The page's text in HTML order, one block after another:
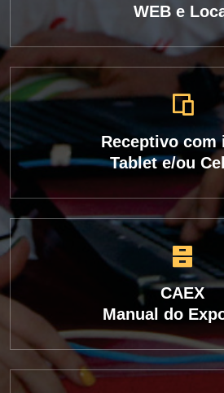
WEB e
Receptivo com
Tablet e/ou
CAEX
Manual do